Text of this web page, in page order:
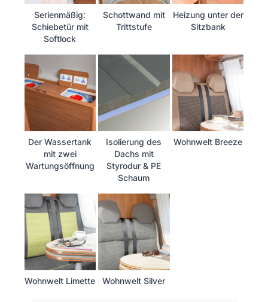
Serienmäßig:
Schiebetür mit
Softlock
Schottwand mit
Trittstufe
Heizung unter der
Sitzbank
Der Wassertank
mit zwei
Wartungsöffnung
Isolierung des
Dachs mit
Styrodur & PE
Schaum
Wohnwelt Breeze
Wohnwelt Limette Wohnwelt Silver